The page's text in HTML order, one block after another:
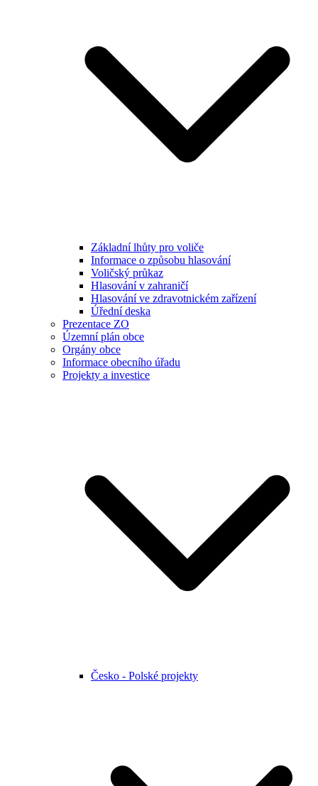
Základní lhůty pro voliče
Informace o způsobu hlasování
Voličský průkaz
Hlasování v zahraničí
Hlasování ve zdravotnickém zařízení
Úřední deska
Prezentace ZO
Územní plán obce
Orgány obce
Informace obecního úřadu
Projekty a investice
Česko - Polské projekty